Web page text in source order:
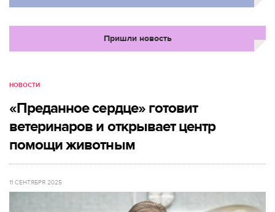
Пришли новость
НОВОСТИ
«Преданное сердце» готовит
ветеринаров и открывает центр
помощи животным
11 СЕНТЯБРЯ 2025